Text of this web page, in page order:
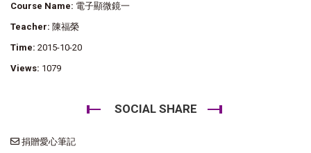
Course Name: 電子顯微鏡一
Teacher: 陳福榮
Time: 2015-10-20
Views: 1079
SOCIAL SHARE
捐贈愛心筆記